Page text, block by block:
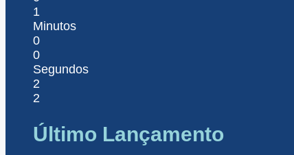
1
Minutos
0
0
Segundos
2
2
Último Lançamento